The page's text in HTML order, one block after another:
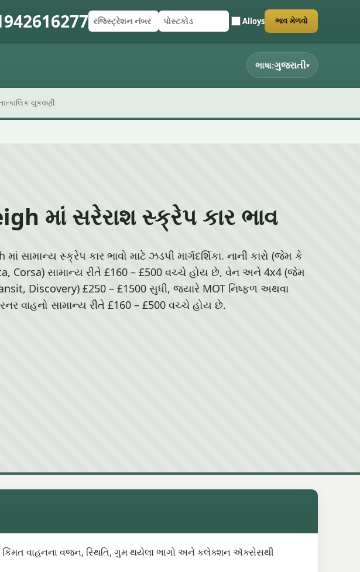
રજિસ્ટ્રેશન નંબર
પોસ્ટકોડ Alloys
ફોર્મ સબમિટ કરો ભાવ મેળવો
ભાષા:ગુજરાતી▾
ચુકવણી
માં સરેરાશ સ્ક્રેપ કાર ભાવ
માં સામાન્ય સ્ક્રેપ કાર ભાવો માટે ઝડપી માર્ગદર્શિકા. નાની કારો (જેમ કે
Corsa) સામાન્ય રીતે £160 – £500 વચ્ચે હોય છે, વેન અને 4x4 (જેમ
Discovery) £250 – £1500 સુધી, જ્યારે MOT નિષ્ફળ અથવા
વાહનો સામાન્ય રીતે £160 – £500 વચ્ચે હોય છે.
કિંમત વાહનના વજન, સ્થિતિ, ગુમ થયેલા ભાગો અને કલેક્શન ઍક્સેસથી